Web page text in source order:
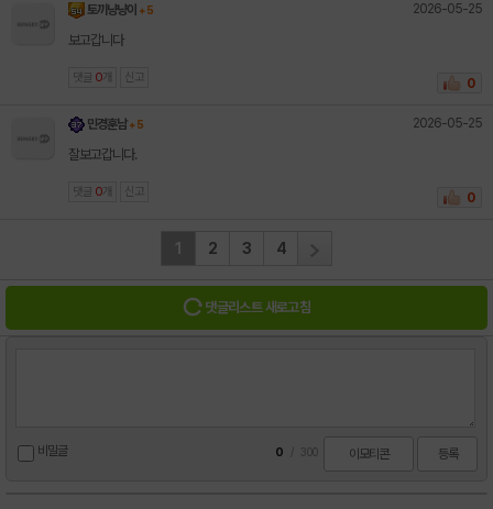
토끼냥냥이 + 5 2026-05-25
보고갑니다
댓글 0 개 신고 0
민경훈남 + 5 2026-05-25
잘보고갑니다.
댓글 0 개 신고 0
1 2 3 4
댓글리스트 새로고침
비밀글 0 300 이모티콘 등록